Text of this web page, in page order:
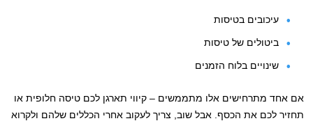
עיכובים בטיסות
ביטולים של טיסות
שינויים בלוח הזמנים
אם אחד מתרחישים אלו מתממשים – קיווי תארגן לכם טיסה חלופית או
תחזיר לכם את הכסף. אבל שוב, צריך לעקוב אחרי הכללים שלהם ולקרוא